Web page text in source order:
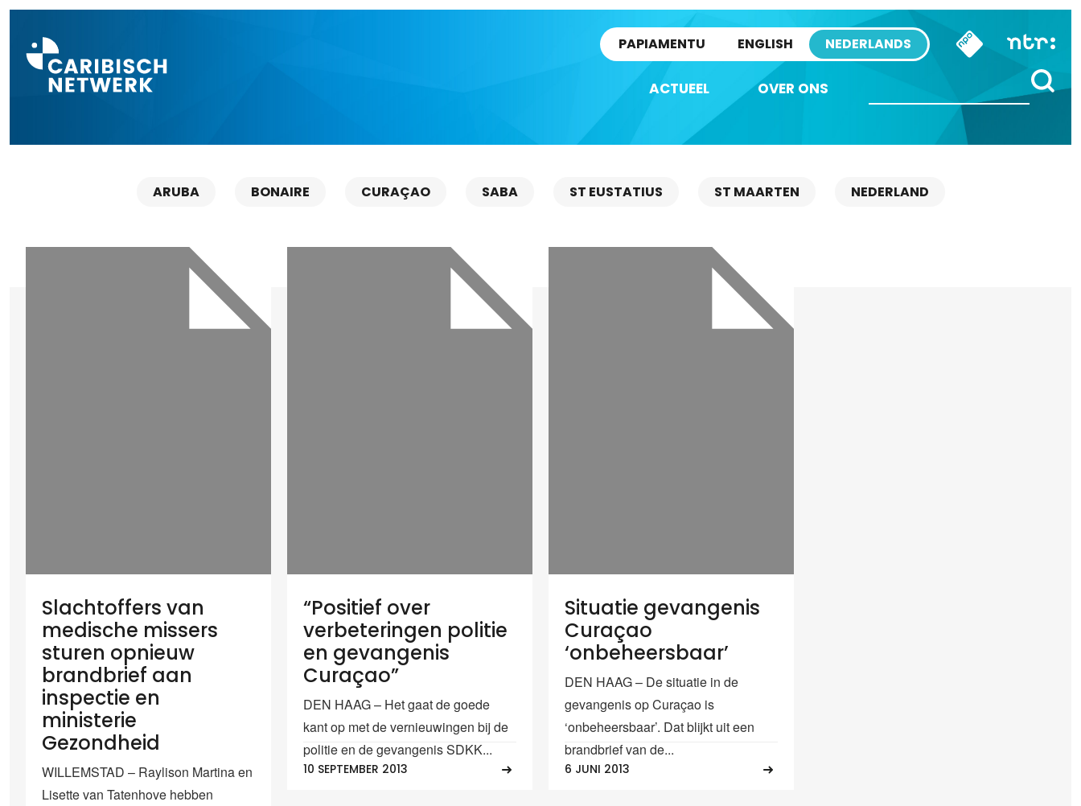
PAPIAMENTU ENGLISH NEDERLANDS
ACTUEEL OVER ONS
ARUBA BONAIRE CURAÇAO SABA ST EUSTATIUS ST MAARTEN NEDERLAND
Slachtoffers van
medische missers
sturen opnieuw
brandbrief aan
inspectie en
ministerie
Gezondheid
WILLEMSTAD – Raylison Martina en
Lisette van Tatenhove hebben
“Positief over
verbeteringen politie
en gevangenis
Curaçao”
DEN HAAG – Het gaat de goede
kant op met de vernieuwingen bij de
politie en de gevangenis SDKK...
10 SEPTEMBER 2013
Situatie gevangenis
Curaçao
‘onbeheersbaar’
DEN HAAG – De situatie in de
gevangenis op Curaçao is
‘onbeheersbaar’. Dat blijkt uit een
brandbrief van de...
6 JUNI 2013